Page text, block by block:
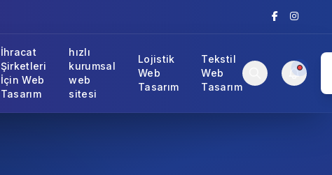
İhracat
Şirketleri
İçin Web
Tasarım
hızlı
kurumsal
web
sitesi
Lojistik
Web
Tasarım
Tekstil
Web
Tasarım